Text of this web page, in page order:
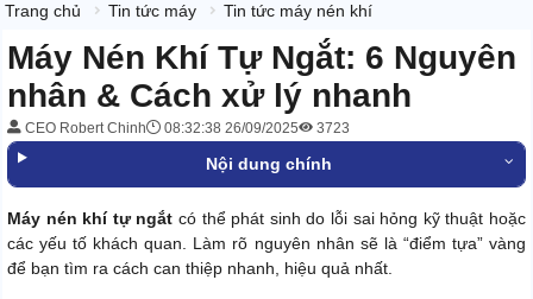
Trang chủ Tin tức máy Tin tức máy nén khí
Máy Nén Khí Tự Ngắt: 6 Nguyên
nhân & Cách xử lý nhanh
CEO Robert Chinh 08:32:38 26/09/2025 3723
Nội dung chính
Máy nén khí tự ngắt có thể phát sinh do lỗi sai hỏng kỹ thuật hoặc
các yếu tố khách quan. Làm rõ nguyên nhân sẽ là “điểm tựa” vàng
để bạn tìm ra cách can thiệp nhanh, hiệu quả nhất.